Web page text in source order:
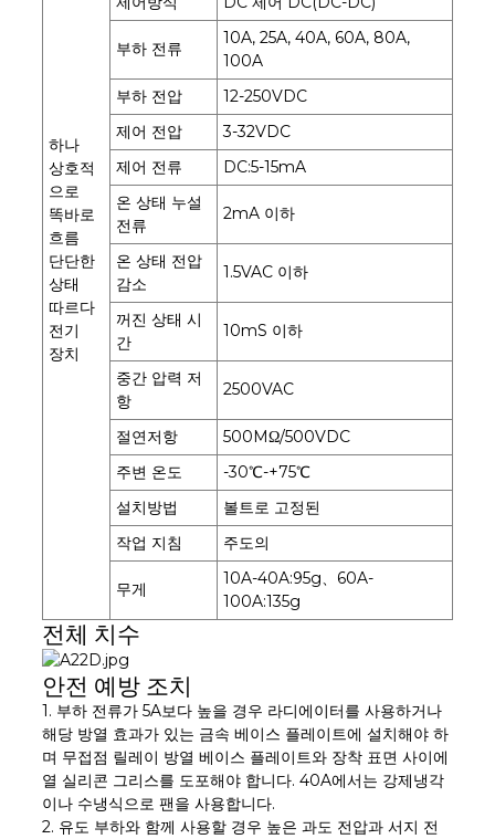
하나
상호적
으로
똑바로
흐름
단단한
상태
따르다
전기
장치
부하 전류
10A, 25A, 40A, 60A, 80A,
100A
부하 전압
12-250VDC
제어 전압
3-32VDC
제어 전류
DC:5-15mA
온 상태 누설
전류
2mA 이하
온 상태 전압
감소
1.5VAC 이하
꺼진 상태 시
간
10mS 이하
중간 압력 저
항
2500VAC
절연저항
500MΩ/500VDC
주변 온도
-30℃-+75℃
설치방법
볼트로 고정된
작업 지침
주도의
무게
10A-40A:95g、60A-
100A:135g
전체 치수
안전 예방 조치
1. 부하 전류가 5A보다 높을 경우 라디에이터를 사용하거나
해당 방열 효과가 있는 금속 베이스 플레이트에 설치해야 하
며 무접점 릴레이 방열 베이스 플레이트와 장착 표면 사이에
열 실리콘 그리스를 도포해야 합니다. 40A에서는 강제냉각
이나 수냉식으로 팬을 사용합니다.
2. 유도 부하와 함께 사용할 경우 높은 과도 전압과 서지 전